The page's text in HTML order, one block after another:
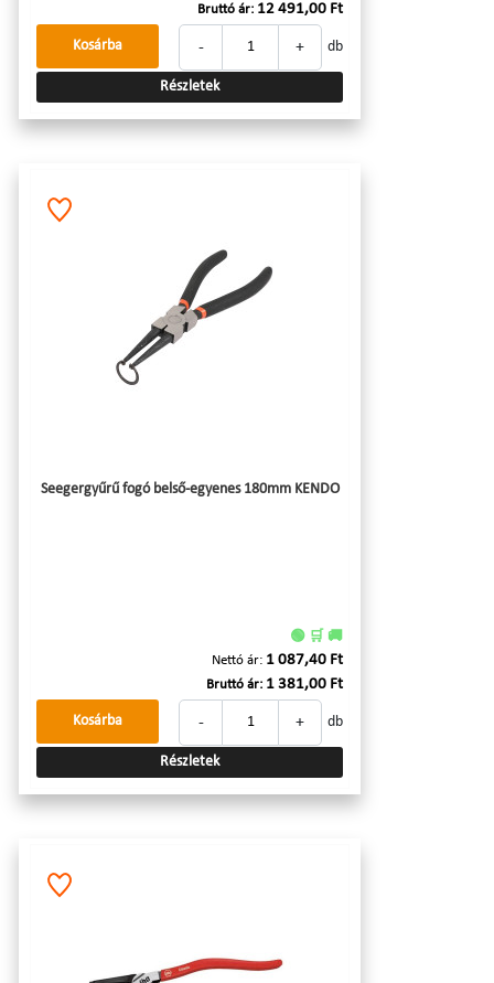
Bruttó ár: 12 491,00 Ft
- + db
Kosárba
Részletek
Seegergyűrű fogó belső-egyenes 180mm KENDO
🟢 🛒 🚚
Nettó ár: 1 087,40 Ft
Bruttó ár: 1 381,00 Ft
- + db
Kosárba
Részletek